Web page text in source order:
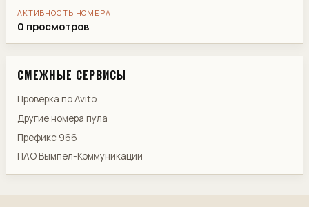
АКТИВНОСТЬ НОМЕРА
0 просмотров
СМЕЖНЫЕ СЕРВИСЫ
Проверка по Avito
Другие номера пула
Префикс 966
ПАО Вымпел-Коммуникации